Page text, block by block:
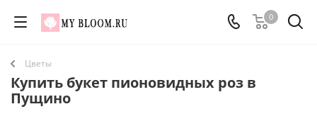
0
Цветы
Купить букет пионовидных роз в
Пущино